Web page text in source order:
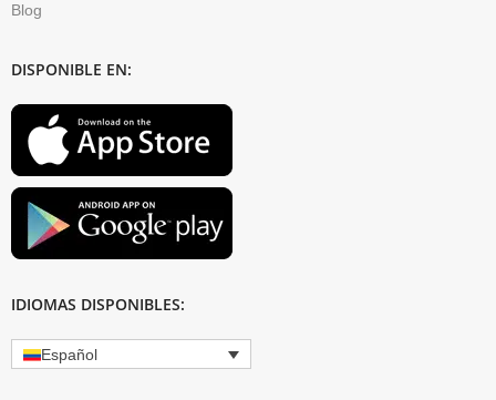
Blog
DISPONIBLE EN:
IDIOMAS DISPONIBLES:
Español